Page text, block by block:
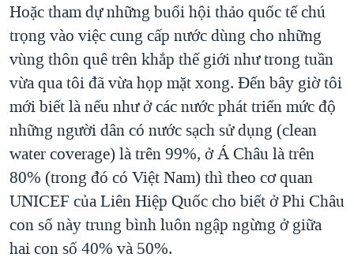
Hoặc tham dự những buổi hội thảo quốc tế chú
trọng vào việc cung cấp nước dùng cho những
vùng thôn quê trên khắp thế giới như trong tuần
vừa qua tôi đã vừa họp mặt xong. Đến bây giờ tôi
mới biết là nếu như ở các nước phát triển mức độ
những người dân có nước sạch sử dụng (clean
water coverage) là trên 99%, ở Á Châu là trên
80% (trong đó có Việt Nam) thì theo cơ quan
UNICEF của Liên Hiệp Quốc cho biết ở Phi Châu
con số này trung bình luôn ngập ngừng ở giữa
hai con số 40% và 50%.